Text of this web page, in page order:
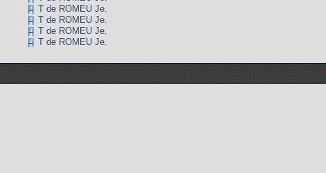
T de ROMEU Je.
T de ROMEU Je.
T de ROMEU Je.
T de ROMEU Je.